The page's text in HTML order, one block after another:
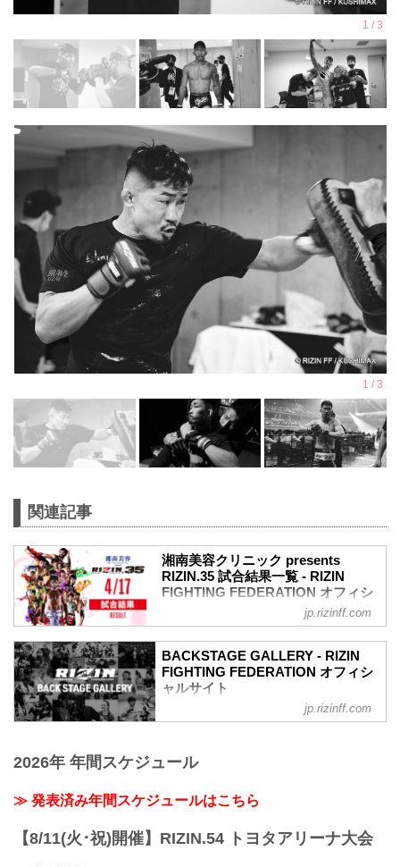
関連記事
湘南美容クリニック presents
RIZIN.35 試合結果一覧 - RIZIN
FIGHTING FEDERATION オフィシ
ルト・サトシ・ソウザ vs. ジョニー・ケ
ース
RIZIN MMAルール：5分 3R（71.0kg）
ジョニー・ケース（LOSE）
≫ 試合結果詳細
久絢太郎 vs. 斎藤裕
（WIN）牛久絢太郎 vs. 斎藤裕（LOSE）
jp.rizinff.com
BACKSTAGE GALLERY - RIZIN
FIGHTING FEDERATION オフィシ
ャルサイト
BACKSTAGE GALLERY の記事一覧 - 格
イジン ファイティング フェデレーショ
いきます。
jp.rizinff.com
2026年 年間スケジュール
≫ 発表済み年間スケジュールはこちら
【8/11(火･祝)開催】RIZIN.54 トヨタアリーナ大会